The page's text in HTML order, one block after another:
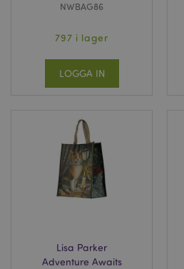
NWBAG86
797 i lager
LOGGA IN
Lisa Parker
Adventure Awaits